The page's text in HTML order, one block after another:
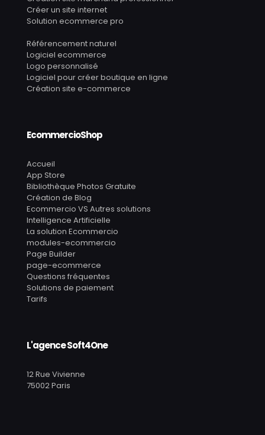
Créer un site internet
Solution ecommerce pro
Référencement naturel
Logiciel ecommerce
Logo personnalisé
Logiciel pour créer boutique en ligne
Création site e-commerce
EcommercioShop
Accueil
App Store
Bibliothèque Photos Gratuite
Création de Blog
Ecommercio VS Autres solutions
Intelligence Artificielle
La solution Ecommercio
modules-ecommercio
Page Builder
page-ecommerce
Questions fréquentes
Solutions de paiement
Tarifs
L'agence Soft4One
12 Rue Vivienne
75002 Paris